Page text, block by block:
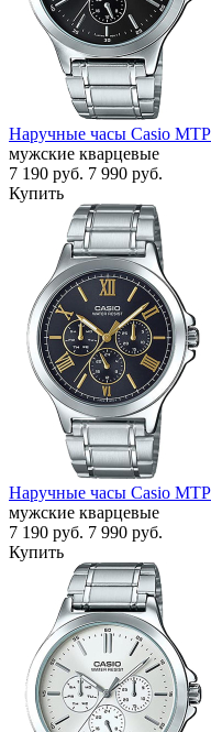
Наручные часы Casio
мужские кварцевые
7 190 руб. 7 990 руб.
Купить
Наручные часы Casio
мужские кварцевые
7 190 руб. 7 990 руб.
Купить